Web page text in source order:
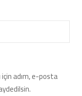
adım, e-posta